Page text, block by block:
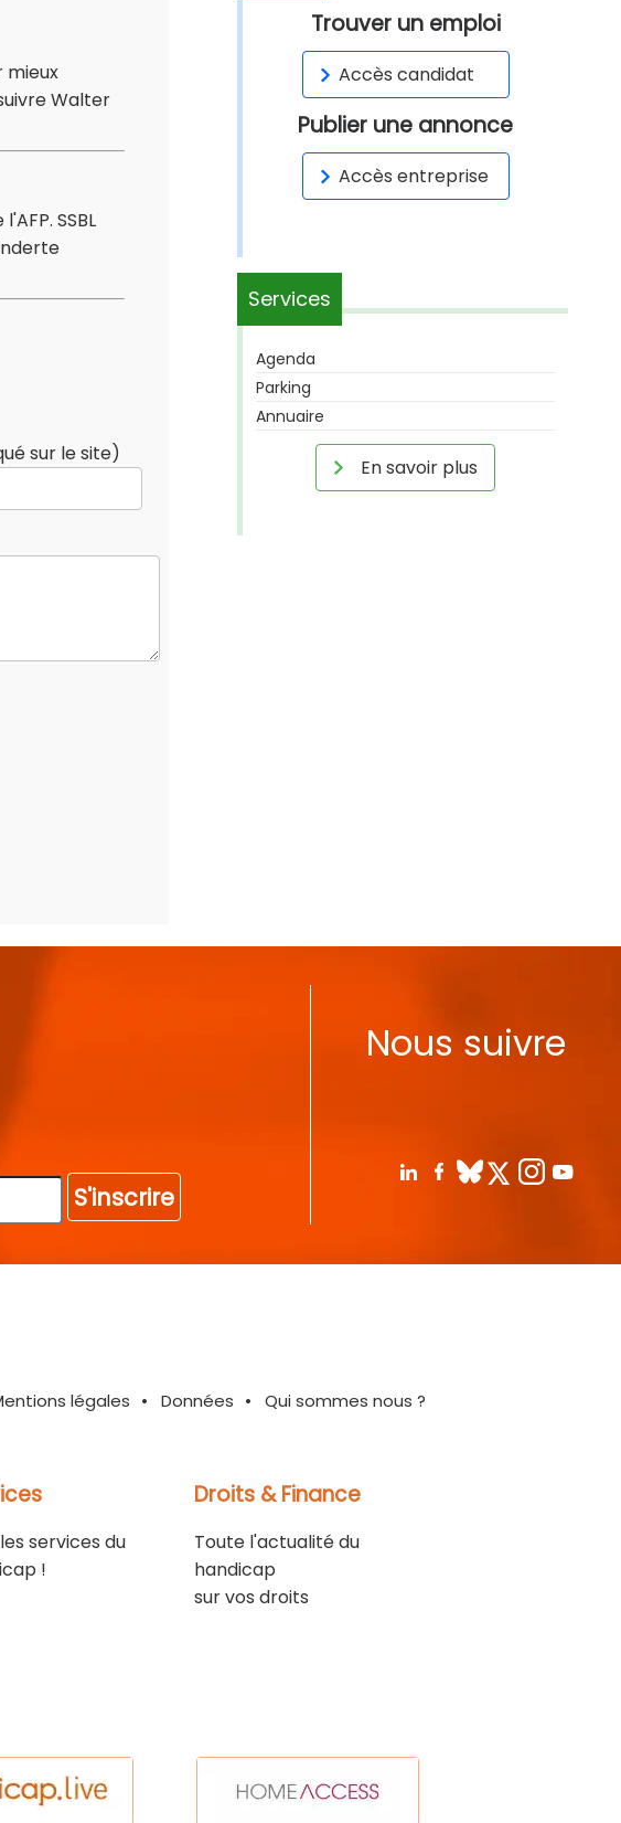
mieux
Walter
SSBL
sur le site)
Trouver un emploi
Accès candidat
Publier une annonce
Accès entreprise
Services
Agenda
Parking
Annuaire
En savoir plus
S'inscrire
Nous suivre
légales Données Qui sommes nous ?
services du
!
Droits & Finance
Toute l'actualité du
handicap
sur vos droits